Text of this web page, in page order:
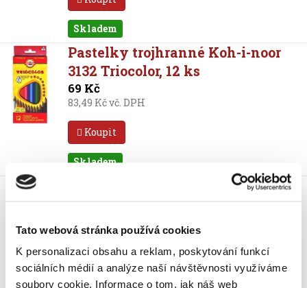
Tato webová stránka používá cookies
K personalizaci obsahu a reklam, poskytování funkcí
sociálních médií a analýze naší návštěvnosti využíváme
soubory cookie. Informace o tom, jak náš web
Skladem
Pastelky trojhranné Koh-i-noor
3132 Triocolor, 12 ks
69 Kč
83,49 Kč vč. DPH
Koupit
Skladem
Pastelky trojhranné Koh-i-noor
3142 Triocolor, 12 ks
106,48 Kč vč. DPH
Koupit